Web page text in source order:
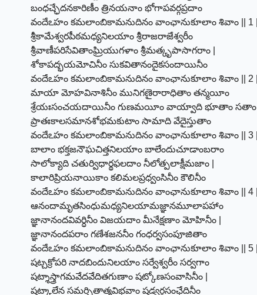
బంధచ్ఛేదనకారిణీం త్రినయనాం భోగాపవర్గప్రదాం
వందేఽహం కమలాంబికామనుదినం వాంఛానుకూలాం శివాం || 1 ||
శ్రీకామేశ్వరపీఠమధ్యనిలయాం శ్రీరాజరాజేశ్వరీం
శ్రీవాణీపరిసేవితాంఘ్రియుగళాం శ్రీమత్కృపాసాగరాం |
శోకాపద్భయమోచినీం సుకవితానందైకసందాయినీం
వందేఽహం కమలాంబికామనుదినం వాంఛానుకూలాం శివాం || 2 ||
మాయా మోహవినాశినీం మునిగణైరారాధితాం తన్మయీం
శ్రేయఃసంచయదాయినీం గుణమయీం వాయ్వాది భూతాం సతాం |
ప్రాతఃకాలసమానశోభమకుటాం సామాది వేదైస్తుతాం
వందేఽహం కమలాంబికామనుదినం వాంఛానుకూలాం శివాం || 3 ||
బాలాం భక్తజనౌఘచిత్తనిలయాం బాలేందుచూడాంబరాం
సాలోక్యాది చతుర్విధార్థఫలదాం నీలోత్పలాక్షీమజాం |
కాలారిప్రియనాయికాం కలిమలప్రధ్వంసినీం కౌలినీం
వందేఽహం కమలాంబికామనుదినం వాంఛానుకూలాం శివాం || 4 ||
ఆనందామృతసింధుమధ్యనిలయామజ్ఞానమూలాపహాం
జ్ఞానానందవివర్ధినీం విజయదాం మీనేక్షణాం మోహినీం |
జ్ఞానానందపరాం గణేశజననీం గంధర్వసంపూజితాం
వందేఽహం కమలాంబికామనుదినం వాంఛానుకూలాం శివాం || 5 ||
షట్చక్రోపరి నాదబిందునిలయాం సర్వేశ్వరీం సర్వగాం
షట్శాస్త్రాగమవేదవేదితగుణాం షట్కోణసంవాసినీం |
షట్కాలేన సమర్చితాత్మవిభవాం షడ్వర్గసంఛేదినీం